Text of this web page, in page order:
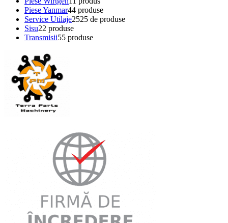
Piese Yanmar44 produse
Service Utilaje2525 de produse
Sisu22 produse
Transmisii55 produse